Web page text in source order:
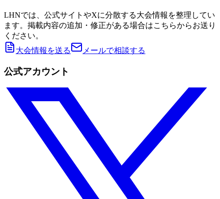
LHNでは、公式サイトやXに分散する大会情報を整理してい
ます。掲載内容の追加・修正がある場合はこちらからお送り
ください。
大会情報を送る
メールで相談する
公式アカウント